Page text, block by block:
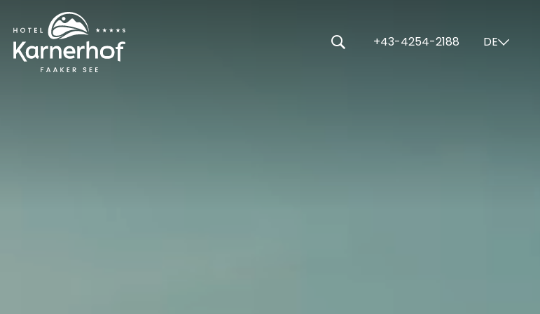
+43-4254-2188 DE⌄